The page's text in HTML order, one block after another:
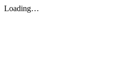
Loading…